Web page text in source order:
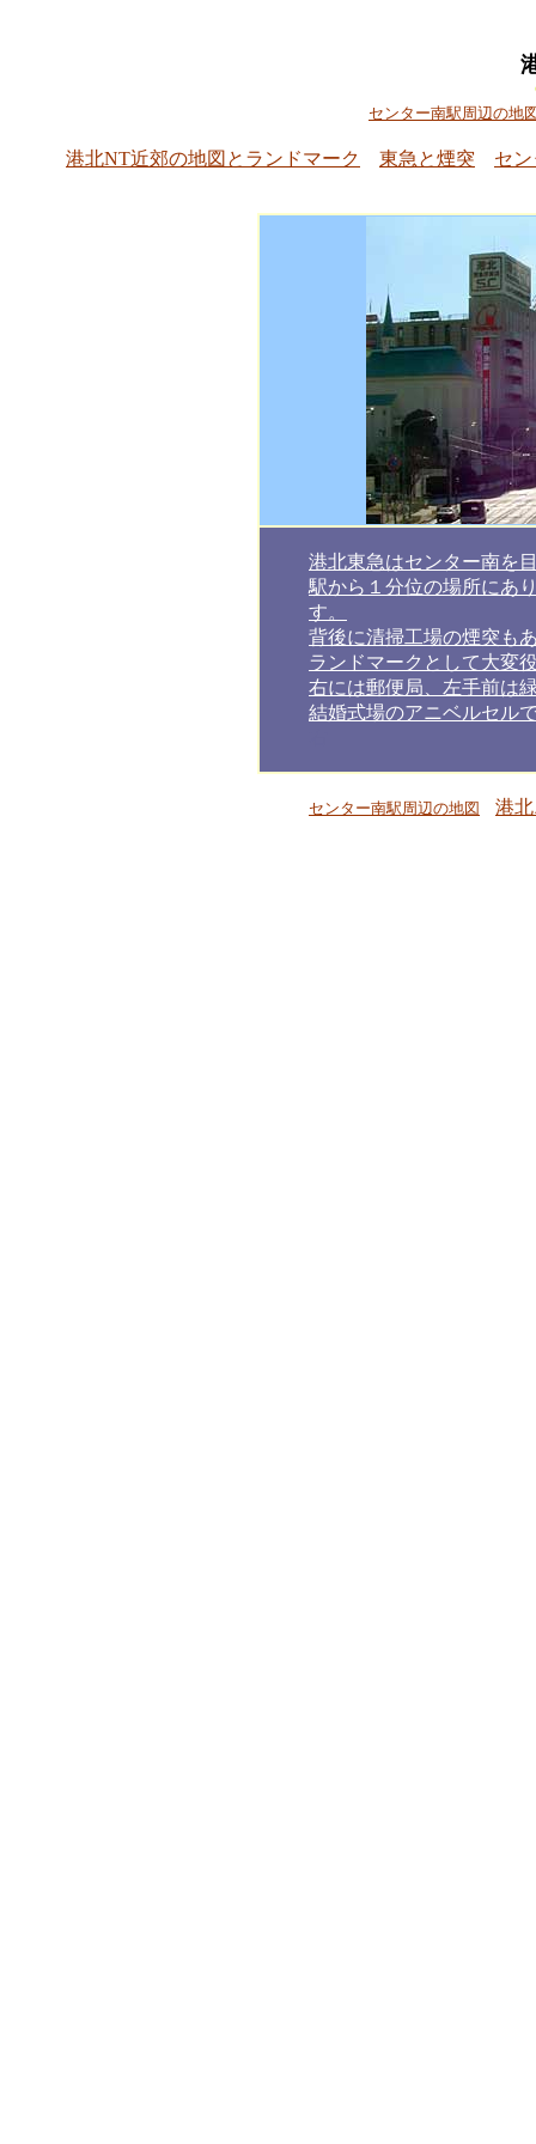
センター南駅周辺の地
港北NT近郊の地図とランドマーク 東急と煙突 セ
港北東急はセンター南を
駅から１分位の場所にあ
す。
背後に清掃工場の煙突も
ランドマークとして大変
右には郵便局、左手前は
結婚式場のアニベルセル
センター南駅周辺の地図 港